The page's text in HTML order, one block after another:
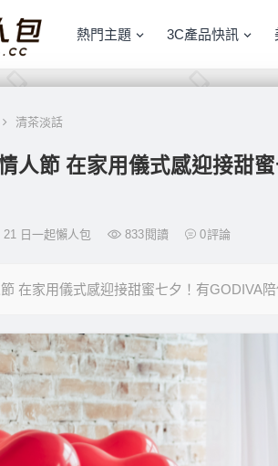
熱門主題 3C產品快訊
清茶淡話
人節 在家用儀式感迎接甜
日一起懶人包 833 閱讀 0評論
在家用儀式感迎接甜蜜七夕！有GODIVA